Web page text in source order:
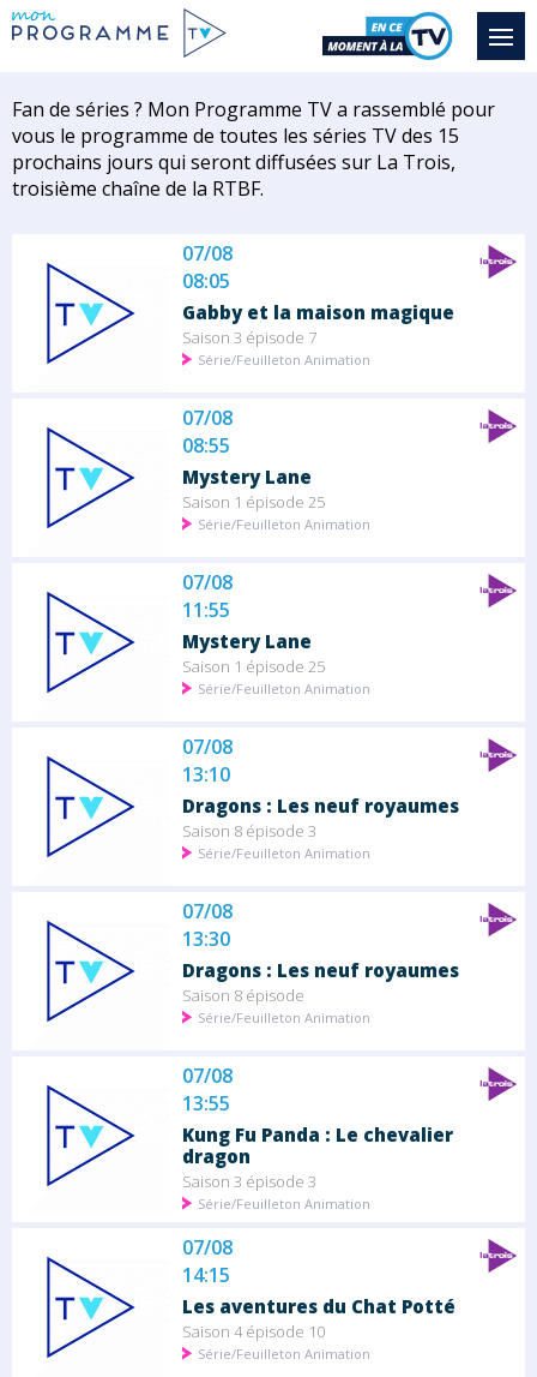
Fan de séries ? Mon Programme TV a rassemblé pour
vous le programme de toutes les séries TV des 15
prochains jours qui seront diffusées sur La Trois,
troisième chaîne de la RTBF.
07/08
08:05
Gabby et la maison magique
Saison 3 épisode 7
Série/Feuilleton Animation
07/08
08:55
Mystery Lane
Saison 1 épisode 25
Série/Feuilleton Animation
07/08
11:55
Mystery Lane
Saison 1 épisode 25
Série/Feuilleton Animation
07/08
13:10
Dragons : Les neuf royaumes
Saison 8 épisode 3
Série/Feuilleton Animation
07/08
13:30
Dragons : Les neuf royaumes
Saison 8 épisode
Série/Feuilleton Animation
07/08
13:55
Kung Fu Panda : Le chevalier
dragon
Saison 3 épisode 3
Série/Feuilleton Animation
07/08
14:15
Les aventures du Chat Potté
Saison 4 épisode 10
Série/Feuilleton Animation